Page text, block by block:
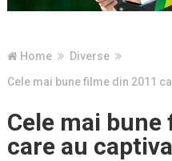
Home
Diverse
Cele mai bune filme din 2011
Cele mai bune
care au